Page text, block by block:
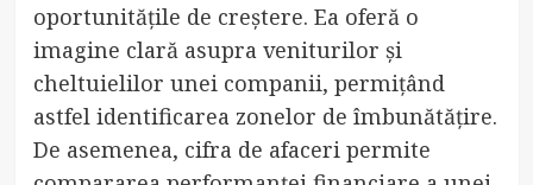
oportunitățile de creștere. Ea oferă o
imagine clară asupra veniturilor și
cheltuielilor unei companii, permițând
astfel identificarea zonelor de îmbunătățire.
De asemenea, cifra de afaceri permite